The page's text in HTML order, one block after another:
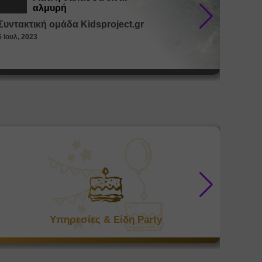
αλμυρή
ομάδα Kidsproject.gr
Ιουλ, 2023
Υπηρεσίες & Είδη Party